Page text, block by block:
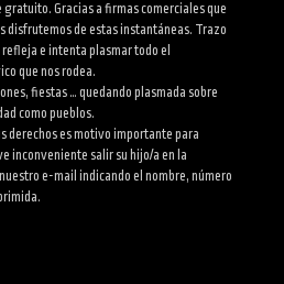
Gracias a firmas comerciales que
disfrutemos de estas instantáneas. Trazo
e intenta plasmar todo el
que nos rodea.
fiestas … quedando plasmada sobre
como pueblos.
derechos es motivo importante para
inconveniente salir su hijo/a en la
e-mail indicando el nombre, número